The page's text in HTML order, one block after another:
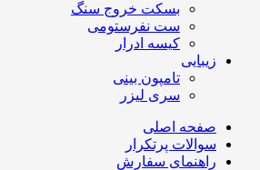
بسکت خروج سنگ
ست نفرستومی
کیسه ادرار
زیبایی
تامپون بینی
سری لیزر
صفحه اصلی
سوالات پرتکرار
راهنمای سفارش